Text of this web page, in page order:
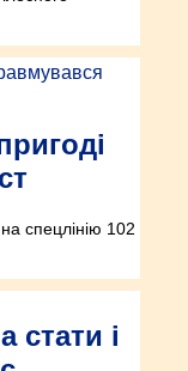
спецлінію 102
і